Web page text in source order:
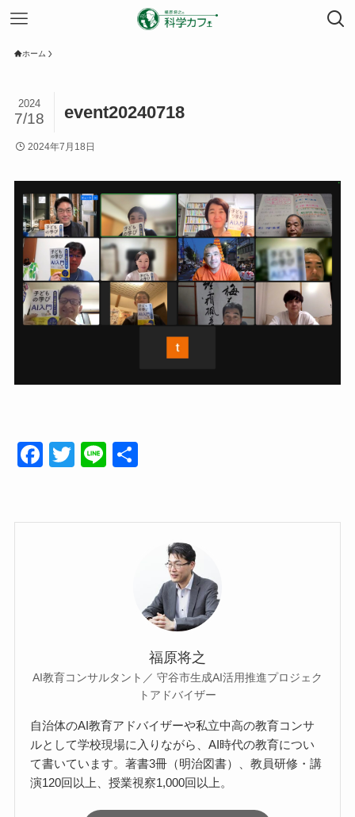
ホーム
event20240718
2024
7/18
2024年7月18日
F
e
T
er
Li
福原将之
AI教育コンサルタント／ 守谷市生成AI活用推進プロジェク
トアドバイザー
自治体のAI教育アドバイザーや私立中高の教育コンサ
ルとして学校現場に入りながら、AI時代の教育につい
て書いています。著書3冊（明治図書）、教員研修・講
演120回以上、授業視察1,000回以上。